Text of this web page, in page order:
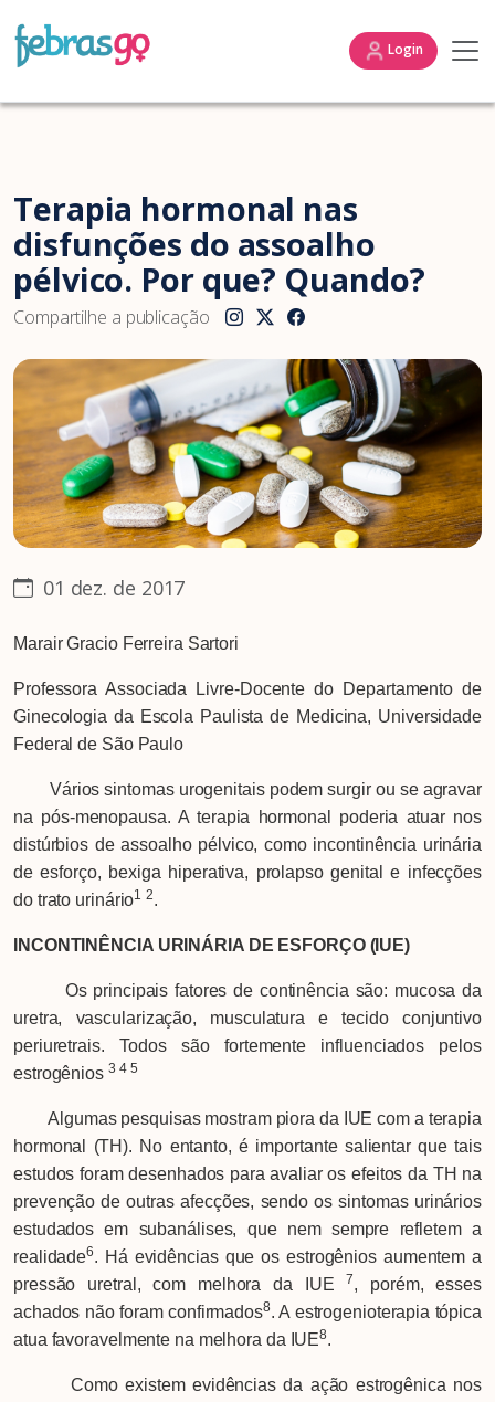
Login
Terapia hormonal nas
disfunções do assoalho
pélvico. Por que? Quando?
Compartilhe a publicação
01 dez. de 2017
Marair Gracio Ferreira Sartori
Professora Associada Livre-Docente do Departamento de
Ginecologia da Escola Paulista de Medicina, Universidade
Federal de São Paulo
Vários sintomas urogenitais podem surgir ou se agravar
na pós-menopausa. A terapia hormonal poderia atuar nos
distúrbios de assoalho pélvico, como incontinência urinária
de esforço, bexiga hiperativa, prolapso genital e infecções
do trato urinário1 2.
INCONTINÊNCIA URINÁRIA DE ESFORÇO (IUE)
Os principais fatores de continência são: mucosa da
uretra, vascularização, musculatura e tecido conjuntivo
periuretrais. Todos são fortemente influenciados pelos
estrogênios 3 4 5
Algumas pesquisas mostram piora da IUE com a terapia
hormonal (TH). No entanto, é importante salientar que tais
estudos foram desenhados para avaliar os efeitos da TH na
prevenção de outras afecções, sendo os sintomas urinários
estudados em subanálises, que nem sempre refletem a
realidade6. Há evidências que os estrogênios aumentem a
pressão uretral, com melhora da IUE
7, porém, esses
achados não foram confirmados8. A estrogenioterapia tópica
atua favoravelmente na melhora da IUE8.
Como existem evidências da ação estrogênica nos